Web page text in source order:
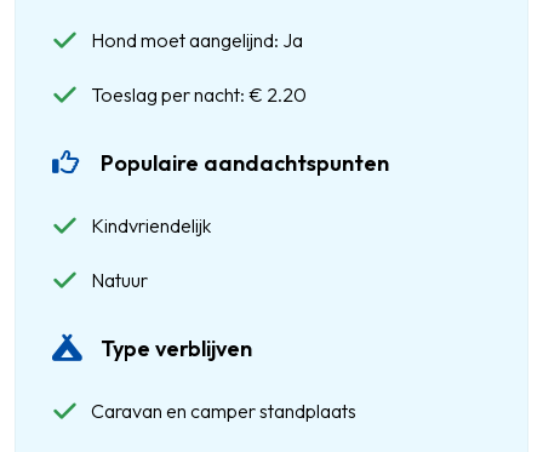
Hond moet aangelijnd: Ja
Toeslag per nacht: € 2.20
Populaire aandachtspunten
Kindvriendelijk
Natuur
Type verblijven
Caravan en camper standplaats